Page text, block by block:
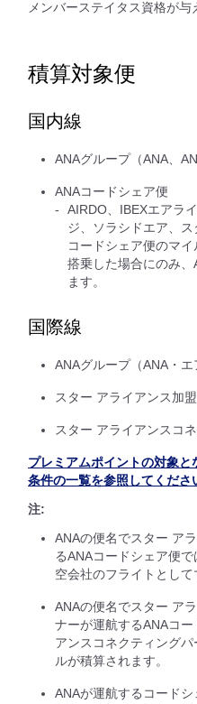
メンバーステイタス資格が与
積算対象便
国内線
ANAグループ（ANA、
ANAコードシェア便
AIRDO、IBEXエアラ
ジ、ソラシドエア、
コードシェア便のマ
搭乗した場合にのみ
ます。
国際線
ANAグループ（ANA・
スター アライアンス加
スター アライアンスコ
プレミアムポイントの対象
条件の一覧を参照してくださ
注:
ANAの便名でスター ア
るANAコードシェア便
空会社のフライトとして
ANAの便名でスター ア
ナーが運航するANAコ
アンスコネクティング
ルが積算されます。
ANAが運航するコード